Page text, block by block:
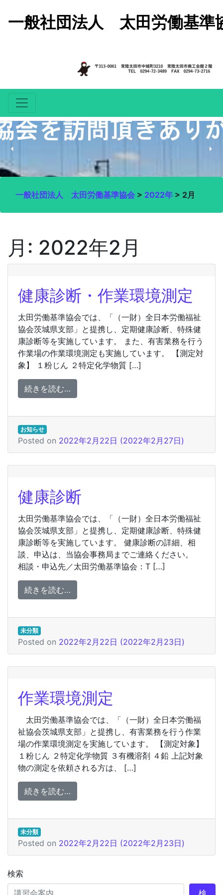
一般社団法人 太田労働基準
一般社団法人 太田労働基準協会 > 2022年 > 2月
月: 2022年2月
健康診断・作業環境測定
太田労働基準協会では、「（一財）全日本労働福祉
協会茨城県支部」と提携し、定期健康診断、特殊健
康診断等を実施しています。 また、有害業務を行う
作業場の作業環境測定も実施しています。 【測定対
象】 １粉じん ２特定化学物質 […]
続きを読む…
お知らせ
Posted on 2022年2月22日 (2022年2月27日)
健康診断
太田労働基準協会では、「（一財）全日本労働福祉
協会茨城県支部」と提携し、定期健康診断、特殊健
康診断等を実施しています。 健康診断の詳細、相
談、申込は、当協会事務局までご連絡ください。
相談・申込先／太田労働基準協会：T […]
続きを読む…
未分類
Posted on 2022年2月22日 (2022年2月23日)
作業環境測定
太田労働基準協会では、「（一財）全日本労働福
祉協会茨城県支部」と提携し、有害業務を行う作業
場の作業環境測定を実施しています。 【測定対象】
１粉じん ２特定化学物質 ３有機溶剤 ４鉛 上記対象
物の測定を依頼される方は、 […]
続きを読む…
未分類
Posted on 2022年2月22日 (2022年2月23日)
検索
検